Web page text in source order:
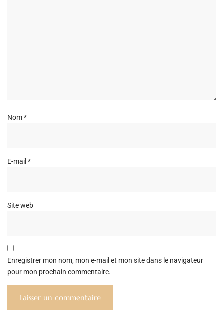
Nom*
E-mail *
Site web
Enregistrer mon nom, mon e-mail et mon site dans le navigateur
pour mon prochain commentaire.